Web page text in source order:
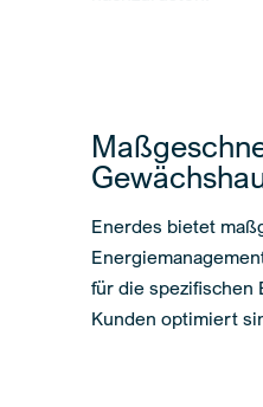
Enerdes bietet
für die spezifischen
Kunden optimiert